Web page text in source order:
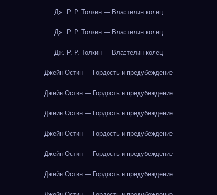
Дж. Р. Р. Толкин — Властелин колец
Дж. Р. Р. Толкин — Властелин колец
Дж. Р. Р. Толкин — Властелин колец
Джейн Остин — Гордость и предубеждение
Джейн Остин — Гордость и предубеждение
Джейн Остин — Гордость и предубеждение
Джейн Остин — Гордость и предубеждение
Джейн Остин — Гордость и предубеждение
Джейн Остин — Гордость и предубеждение